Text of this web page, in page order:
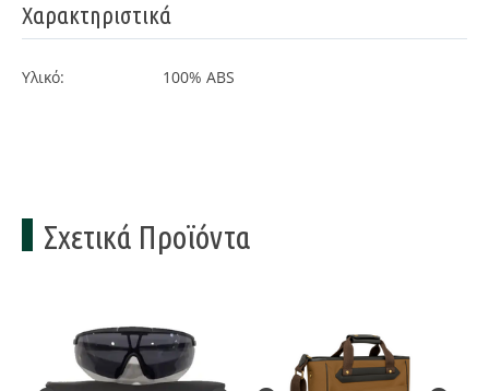
Χαρακτηριστικά
Υλικό: 100% ABS
Σχετικά Προϊόντα